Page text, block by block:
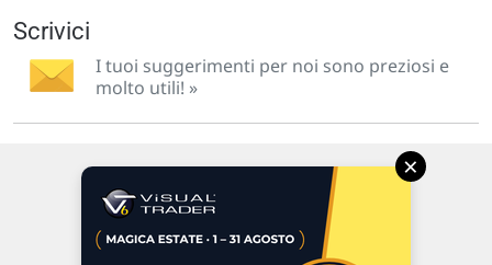
Scrivici
I tuoi suggerimenti per noi sono preziosi e
molto utili! »
47923 Rimini
×